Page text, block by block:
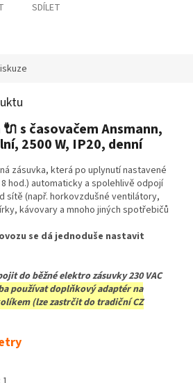
SDÍLET
s časovačem Ansmann,
2500 W, IP20, denní
zásuvka, která po uplynutí nastavené
hod.) automaticky a spolehlivě odpojí
sítě (např. horkovzdušné ventilátory,
kávovary a mnoho jiných spotřebičů
se dá jednoduše nastavit
do běžné elektro zásuvky 230 VAC
používat doplňkový adaptér na
(lze zastrčit do tradiční CZ